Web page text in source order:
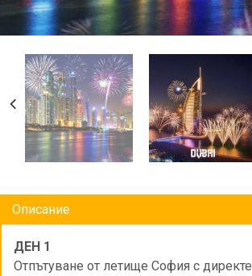
Описание
ДЕН 1
Отпътуване от летище София с